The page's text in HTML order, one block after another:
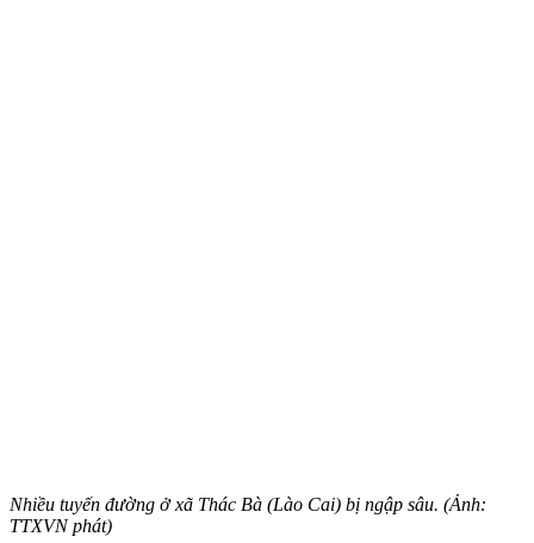
Nhiều tuyến đường ở xã Thác Bà (Lào Cai) bị ngập sâu. (Ảnh:
TTXVN phát)